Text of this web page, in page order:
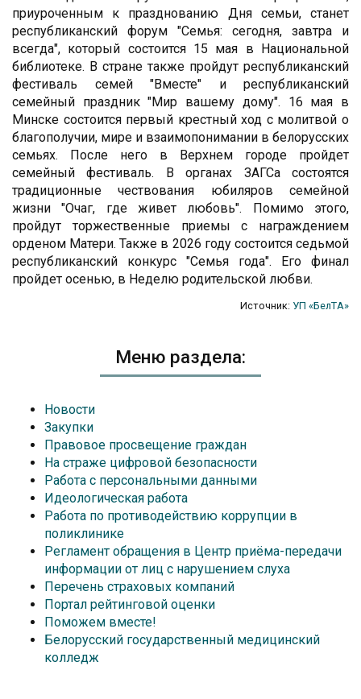
приуроченным к празднованию Дня семьи, станет
республиканский форум "Семья: сегодня, завтра и
всегда", который состоится 15 мая в Национальной
библиотеке. В стране также пройдут республиканский
фестиваль семей "Вместе" и республиканский
семейный праздник "Мир вашему дому". 16 мая в
Минске состоится первый крестный ход с молитвой о
благополучии, мире и взаимопонимании в белорусских
семьях. После него в Верхнем городе пройдет
семейный фестиваль. В органах ЗАГСа состоятся
традиционные чествования юбиляров семейной
жизни "Очаг, где живет любовь". Помимо этого,
пройдут торжественные приемы с награждением
орденом Матери. Также в 2026 году состоится седьмой
республиканский конкурс "Семья года". Его финал
пройдет осенью, в Неделю родительской любви.
Источник: УП «БелТА»
Меню раздела:
Новости
Закупки
Правовое просвещение граждан
На страже цифровой безопасности
Работа с персональными данными
Идеологическая работа
Работа по противодействию коррупции в
поликлинике
Регламент обращения в Центр приёма-передачи
информации от лиц с нарушением слуха
Перечень страховых компаний
Портал рейтинговой оценки
Поможем вместе!
Белорусский государственный медицинский
колледж